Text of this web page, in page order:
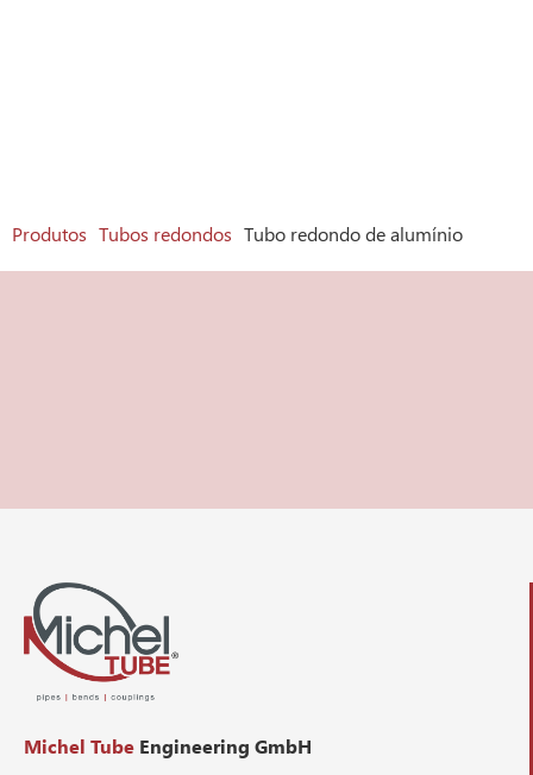
Produtos Tubos redondos Tubo redondo de alumínio
Michel Tube Engineering GmbH